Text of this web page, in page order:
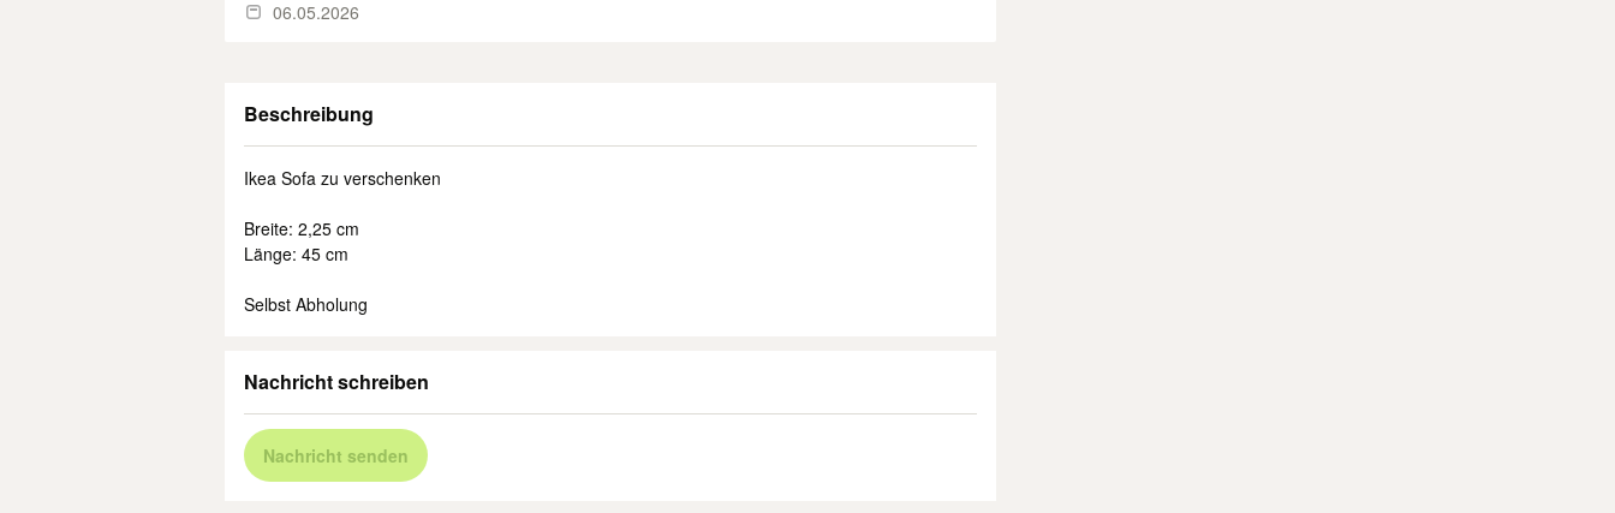
06.05.2026
Beschreibung
Ikea Sofa zu verschenken
Breite: 2,25 cm
Länge: 45 cm
Selbst Abholung
Nachricht schreiben
Nachricht senden